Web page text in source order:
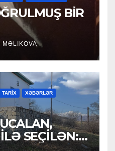
BİR
MƏLIKOVA
TARİX XƏBƏRLƏR
SEÇİLƏN: